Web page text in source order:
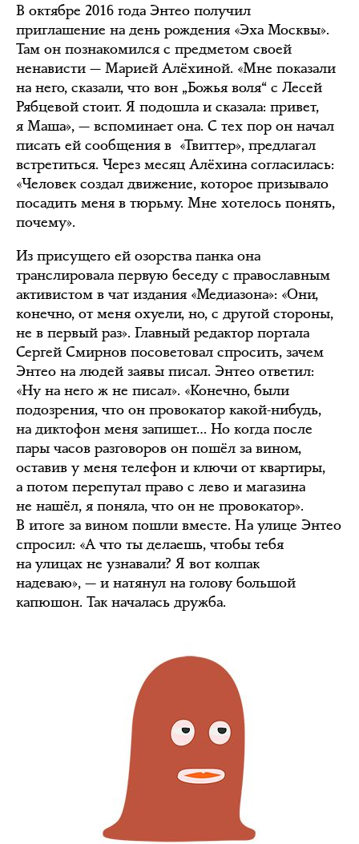
В октябре 2016 года Энтео получил
приглашение на день рождения «Эха Москвы».
Там он познакомился с предметом своей
ненависти — Марией Алёхиной. «Мне показали
на него, сказали, что вон „Божья воля“ с Лесей
Рябцевой стоит. Я подошла и сказала: привет,
я Маша», — вспоминает она. С тех пор он начал
писать ей сообщения в «Твиттер», предлагал
встретиться. Через месяц Алёхина согласилась:
«Человек создал движение, которое призывало
посадить меня в тюрьму. Мне хотелось понять,
почему».
Из присущего ей озорства панка она
транслировала первую беседу с православным
активистом в чат издания «Медиазона»: «Они,
конечно, от меня охуели, но, с другой стороны,
не в первый раз». Главный редактор портала
Сергей Смирнов посоветовал спросить, зачем
Энтео на людей заявы писал. Энтео ответил:
«Ну на него ж не писал». «Конечно, были
подозрения, что он провокатор какой-нибудь,
на диктофон меня запишет… Но когда после
пары часов разговоров он пошёл за вином,
оставив у меня телефон и ключи от квартиры,
а потом перепутал право с лево и магазина
не нашёл, я поняла, что он не провокатор».
В итоге за вином пошли вместе. На улице Энтео
спросил: «А что ты делаешь, чтобы тебя
на улицах не узнавали? Я вот колпак
надеваю», — и натянул на голову большой
капюшон. Так началась дружба.